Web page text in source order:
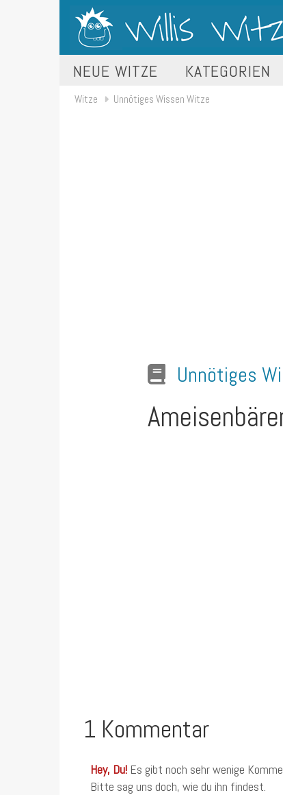
NEUE WITZE KATEGORIEN
Witze Unnötiges Wissen Witze
Unnötiges
1 Kommentar
Hey, Du! Es gibt noch sehr wenige
Bitte sag uns doch, wie du ihn findest.